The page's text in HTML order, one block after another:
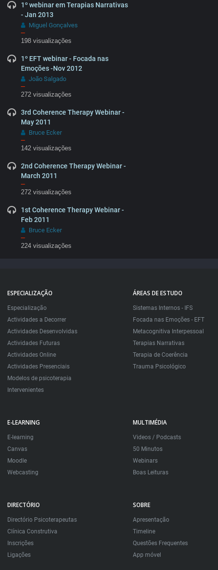
1º webinar em Terapias Narrativas
- Jan 2013
Miguel Gonçalves
–
198 visualizações
1º EFT webinar - Focada nas
Emoções -Nov 2012
João Salgado
–
272 visualizações
3rd Coherence Therapy Webinar -
May 2011
Bruce Ecker
–
142 visualizações
2nd Coherence Therapy Webinar -
March 2011
–
272 visualizações
1st Coherence Therapy Webinar -
Feb 2011
Bruce Ecker
–
224 visualizações
ESPECIALIZAÇÃO
Especialização
Actividades a Decorrer
Actividades Desenvolvidas
Actividades Futuras
Actividades Online
Actividades Presenciais
Modelos de psicoterapia
Intervenientes
ÁREAS DE ESTUDO
Sistemas Internos - IFS
Focada nas Emoções - EFT
Metacognitiva Interpessoal
Terapias Narrativas
Terapia de Coerência
Trauma Psicológico
E-LEARNING
E-learning
Canvas
Moodle
Webcasting
MULTIMÉDIA
Videos / Podcasts
50 Minutos
Webinars
Boas Leituras
DIRECTÓRIO
Directório Psicoterapeutas
Clínica Construtiva
Inscrições
Ligações
SOBRE
Apresentação
Timeline
Questões Frequentes
App móvel